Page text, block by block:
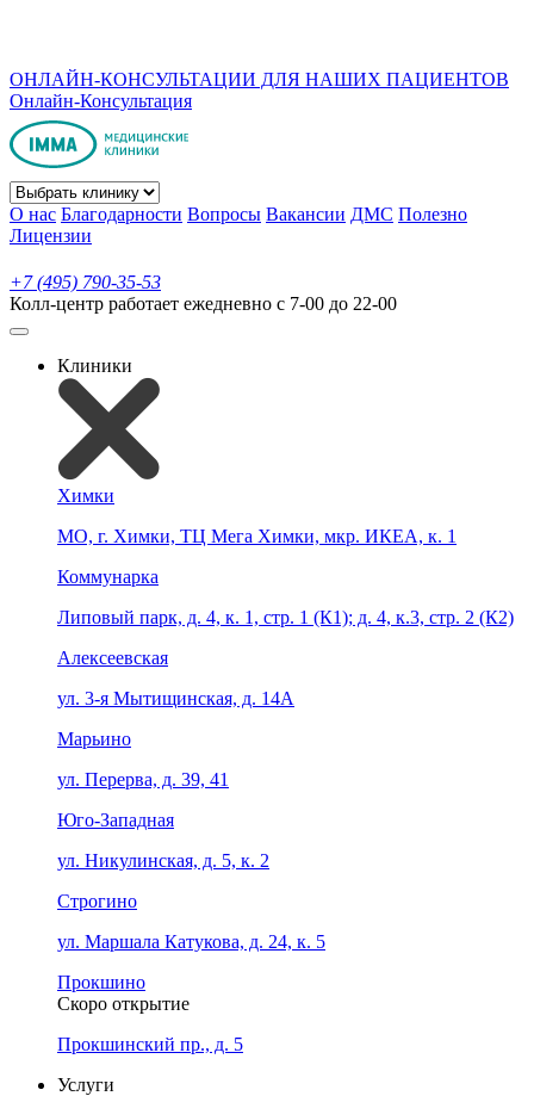
ОНЛАЙН-КОНСУЛЬТАЦИИ ДЛЯ НАШИХ ПАЦИЕНТОВ
Онлайн-Консультация
О нас Благодарности Вопросы Вакансии ДМС Полезно
Лицензии
+7 (495) 790-35-53
Колл-центр работает ежедневно с 7-00 до 22-00
Клиники
Химки
МО, г. Химки, ТЦ Мега Химки, мкр. ИКЕА, к. 1
Коммунарка
Липовый парк, д. 4, к. 1, стр. 1 (К1); д. 4, к.3, стр. 2 (К2)
Алексеевская
ул. 3-я Мытищинская, д. 14А
Марьино
ул. Перерва, д. 39, 41
Юго-Западная
ул. Никулинская, д. 5, к. 2
Строгино
ул. Маршала Катукова, д. 24, к. 5
Прокшино
Скоро открытие
Прокшинский пр., д. 5
Услуги